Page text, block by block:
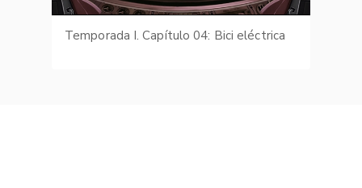
Temporada I. Capítulo 04: Bici eléctrica